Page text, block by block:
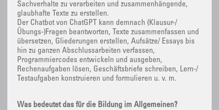
Sachverhalte zu verarbeiten und zusammenhängende,
glaubhafte Texte zu erstellen.
Der Chatbot von ChatGPT kann demnach (Klausur-/
Übungs-)Fragen beantworten, Texte zusammenfassen und
übersetzen, Gliederungen erstellen, Aufsätze/ Essays bis
hin zu ganzen Abschlussarbeiten verfassen,
Programmiercodes entwickeln und ausgeben,
Rechenaufgaben lösen, Geschäftsbriefe schreiben, Lern-/
Testaufgaben konstruieren und formulieren u. v. m.
Was bedeutet das für die Bildung im Allgemeinen?